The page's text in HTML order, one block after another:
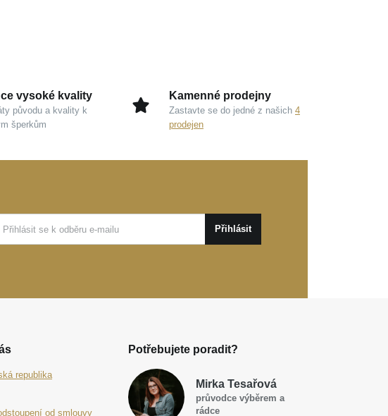
vysoké kvality
původu a kvality k
šperkům
Kamenné prodejny
Zastavte se do jedné z našich 4
prodejen
Přihlásit
republika
od smlouvy
Potřebujete poradit?
Mirka Tesařová
průvodce výběrem a
rádce